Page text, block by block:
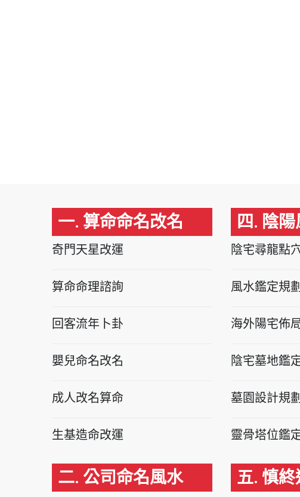
一. 算命命名改名
奇門天星改運
算命命理諮詢
回客流年卜卦
嬰兒命名改名
成人改名算命
生基造命改運
二. 公司命名風水
四. 陰
陰宅尋龍點
風水鑑定規劃
海外陽宅佈
陰宅墓地鑑
墓園設計規劃
靈骨塔位鑑
五. 慎